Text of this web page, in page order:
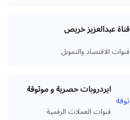
قناة عبدالعزيز خريص
قنوات الاقتصاد والتمويل
ايردروبات حصرية و موثوقة
قنوات العملات الرقمية